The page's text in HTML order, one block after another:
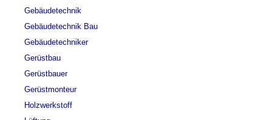
Gebäudetechnik
Gebäudetechnik Bau
Gebäudetechniker
Gerüstbau
Gerüstbauer
Gerüstmonteur
Holzwerkstoff